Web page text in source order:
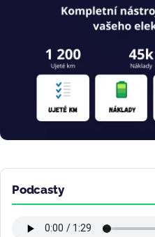
Podcasty